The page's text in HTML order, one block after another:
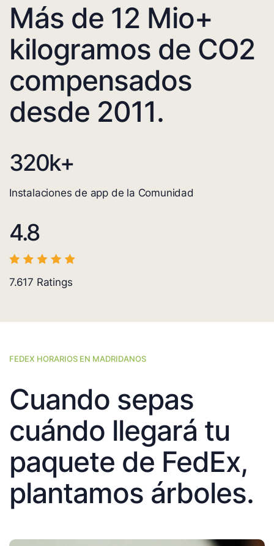
Más de 12 Mio+
kilogramos de CO2
compensados
desde 2011.
320k+
Instalaciones de app de la Comunidad
4.8
7.617 Ratings
FEDEX HORARIOS EN MADRIDANOS
Cuando sepas
cuándo llegará tu
paquete de FedEx,
plantamos árboles.